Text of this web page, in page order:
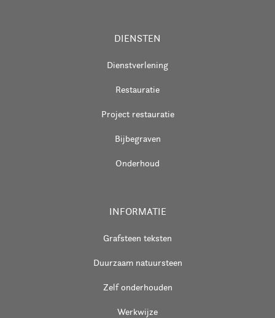
DIENSTEN
Dienstverlening
Restauratie
Project restauratie
Bijbegraven
Onderhoud
INFORMATIE
Grafsteen teksten
Duurzaam natuursteen
Zelf onderhouden
Werkwijze